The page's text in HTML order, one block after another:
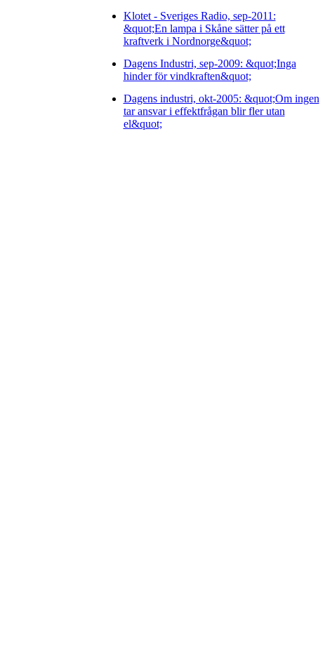
Klotet - Sveriges Radio, sep-2011:
&quot;En lampa i Skåne sätter på ett
kraftverk i Nordnorge&quot;
Dagens Industri, sep-2009: &quot;Inga
hinder för vindkraften&quot;
Dagens industri, okt-2005: &quot;Om ingen
tar ansvar i effektfrågan blir fler utan
el&quot;